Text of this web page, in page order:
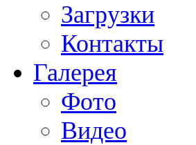
Загрузки
Контакты
Галерея
Фото
Видео